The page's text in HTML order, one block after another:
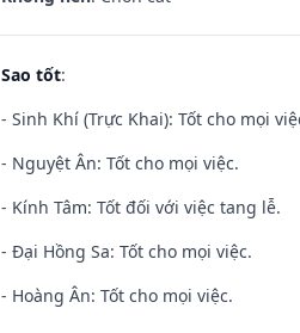
Sao tốt:
- Sinh Khí (Trực Khai): Tốt cho mọi
- Nguyệt Ân: Tốt cho mọi việc.
- Kính Tâm: Tốt đối với việc tang lễ.
- Đại Hồng Sa: Tốt cho mọi việc.
- Hoàng Ân: Tốt cho mọi việc.